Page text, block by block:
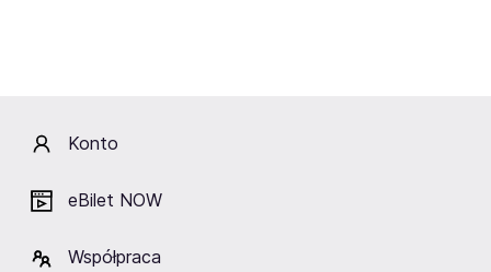
Konto
eBilet NOW
Współpraca